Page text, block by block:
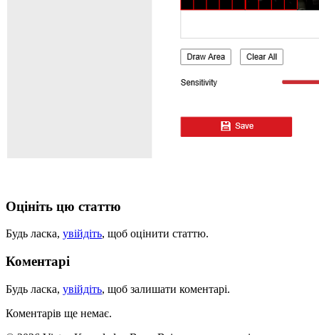
Оцініть цю статтю
Будь ласка, увійдіть, щоб оцінити статтю.
Коментарі
Будь ласка, увійдіть, щоб залишати коментарі.
Коментарів ще немає.